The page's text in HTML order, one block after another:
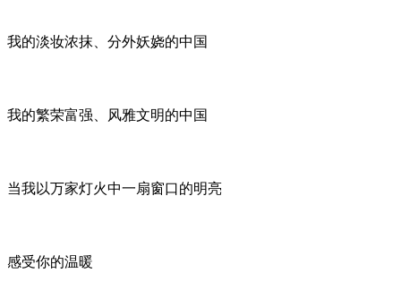
我的淡妆浓抹、分外妖娆的中国
我的繁荣富强、风雅文明的中国
当我以万家灯火中一扇窗口的明亮
感受你的温暖